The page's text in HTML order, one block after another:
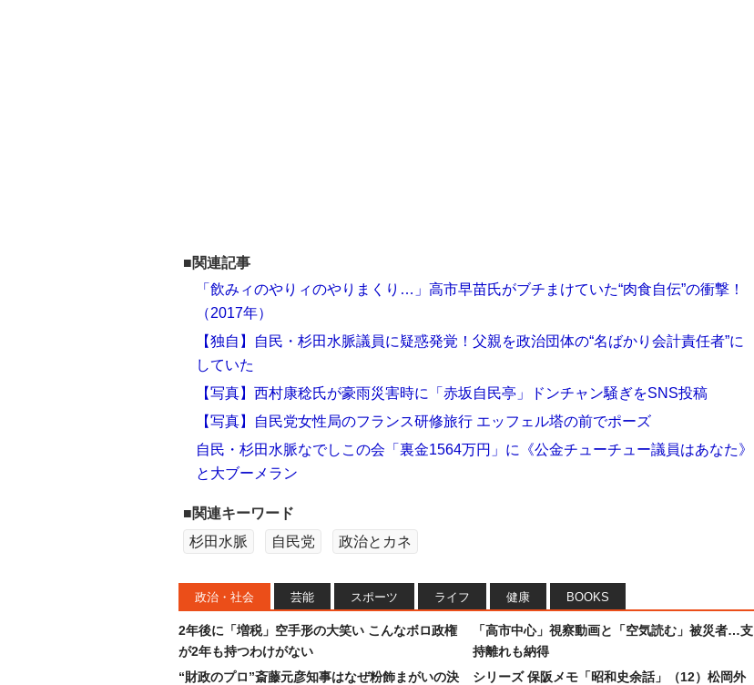
■関連記事
「飲みィのやりィのやりまくり…」高市早苗氏がブチまけていた“肉食自伝”の衝撃！
（2017年）
【独自】自民・杉田水脈議員に疑惑発覚！父親を政治団体の“名ばかり会計責任者”に
していた
【写真】西村康稔氏が豪雨災害時に「赤坂自民亭」ドンチャン騒ぎをSNS投稿
【写真】自民党女性局のフランス研修旅行 エッフェル塔の前でポーズ
自民・杉田水脈なでしこの会「裏金1564万円」に《公金チューチュー議員はあなた》
と大ブーメラン
■関連キーワード
杉田水脈
自民党 政治とカネ
政治・社会 芸能 スポーツ ライフ 健康 BOOKS
2年後に「増税」空手形の大笑い こんなボロ政権
が2年も持つわけがない
“財政のプロ”斎藤元彦知事はなぜ粉飾まがいの決
「高市中心」視察動画と「空気読む」被災者…支
持離れも納得
シリーズ 保阪メモ「昭和史余話」（12）松岡外